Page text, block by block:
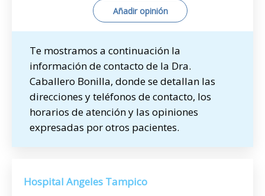
Añadir opinión
Te mostramos a continuación la
información de contacto de la Dra.
Caballero Bonilla, donde se detallan las
direcciones y teléfonos de contacto, los
horarios de atención y las opiniones
expresadas por otros pacientes.
Hospital Angeles Tampico